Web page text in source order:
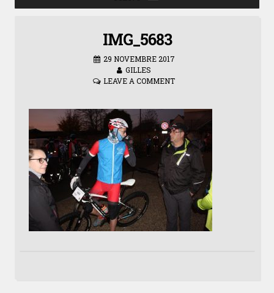
IMG_5683
29 NOVEMBRE 2017
GILLES
LEAVE A COMMENT